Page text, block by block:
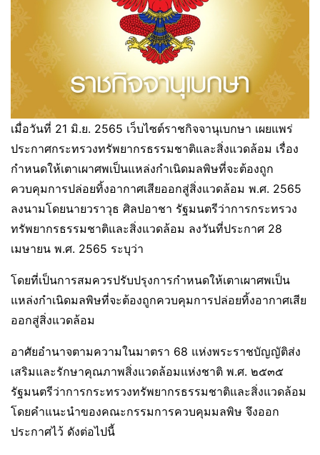
เมื่อวันที่ 21 มิ.ย. 2565 เว็บไซต์ราชกิจจานุเบกษา เผยแพร่
ประกาศกระทรวงทรัพยากรธรรมชาติและสิ่งแวดล้อม เรื่อง
กำหนดให้เตาเผาศพเป็นแหล่งกำเนิดมลพิษที่จะต้องถูก
ควบคุมการปล่อยทิ้งอากาศเสียออกสู่สิ่งแวดล้อม พ.ศ. 2565
ลงนามโดยนายวราวุธ ศิลปอาชา รัฐมนตรีว่าการกระทรวง
ทรัพยากรธรรมชาติและสิ่งแวดล้อม ลงวันที่ประกาศ 28
เมษายน พ.ศ. 2565 ระบุว่า
โดยที่เป็นการสมควรปรับปรุงการกำหนดให้เตาเผาศพเป็น
แหล่งกำเนิดมลพิษที่จะต้องถูกควบคุมการปล่อยทิ้งอากาศเสีย
ออกสู่สิ่งแวดล้อม
อาศัยอำนาจตามความในมาตรา 68 แห่งพระราชบัญญัติส่ง
เสริมและรักษาคุณภาพสิ่งแวดล้อมแห่งชาติ พ.ศ. ๒๕๓๕
รัฐมนตรีว่าการกระทรวงทรัพยากรธรรมชาติและสิ่งแวดล้อม
โดยคำแนะนำของคณะกรรมการควบคุมมลพิษ จึงออก
ประกาศไว้ ดังต่อไปนี้